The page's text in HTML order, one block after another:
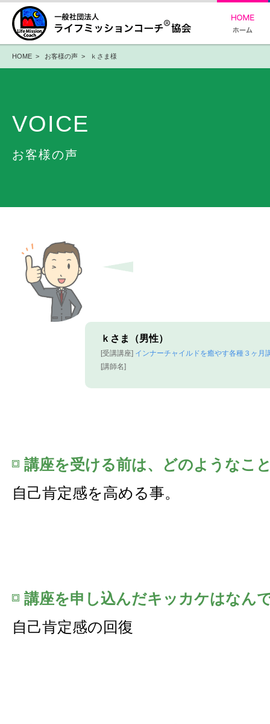
HOME > お客様の声 > ｋさま様
VOICE
お客様の声
ｋさま（男性）
[受講講座] インナーチャイルドを癒やす各種３ヶ月
[講師名]
講座を受ける前は、どのようなこ
自己肯定感を高める事。
講座を申し込んだキッカケはなん
自己肯定感の回復